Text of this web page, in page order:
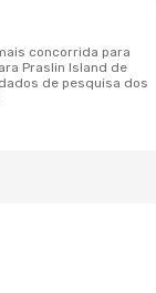
Praslin Island de
de pesquisa dos